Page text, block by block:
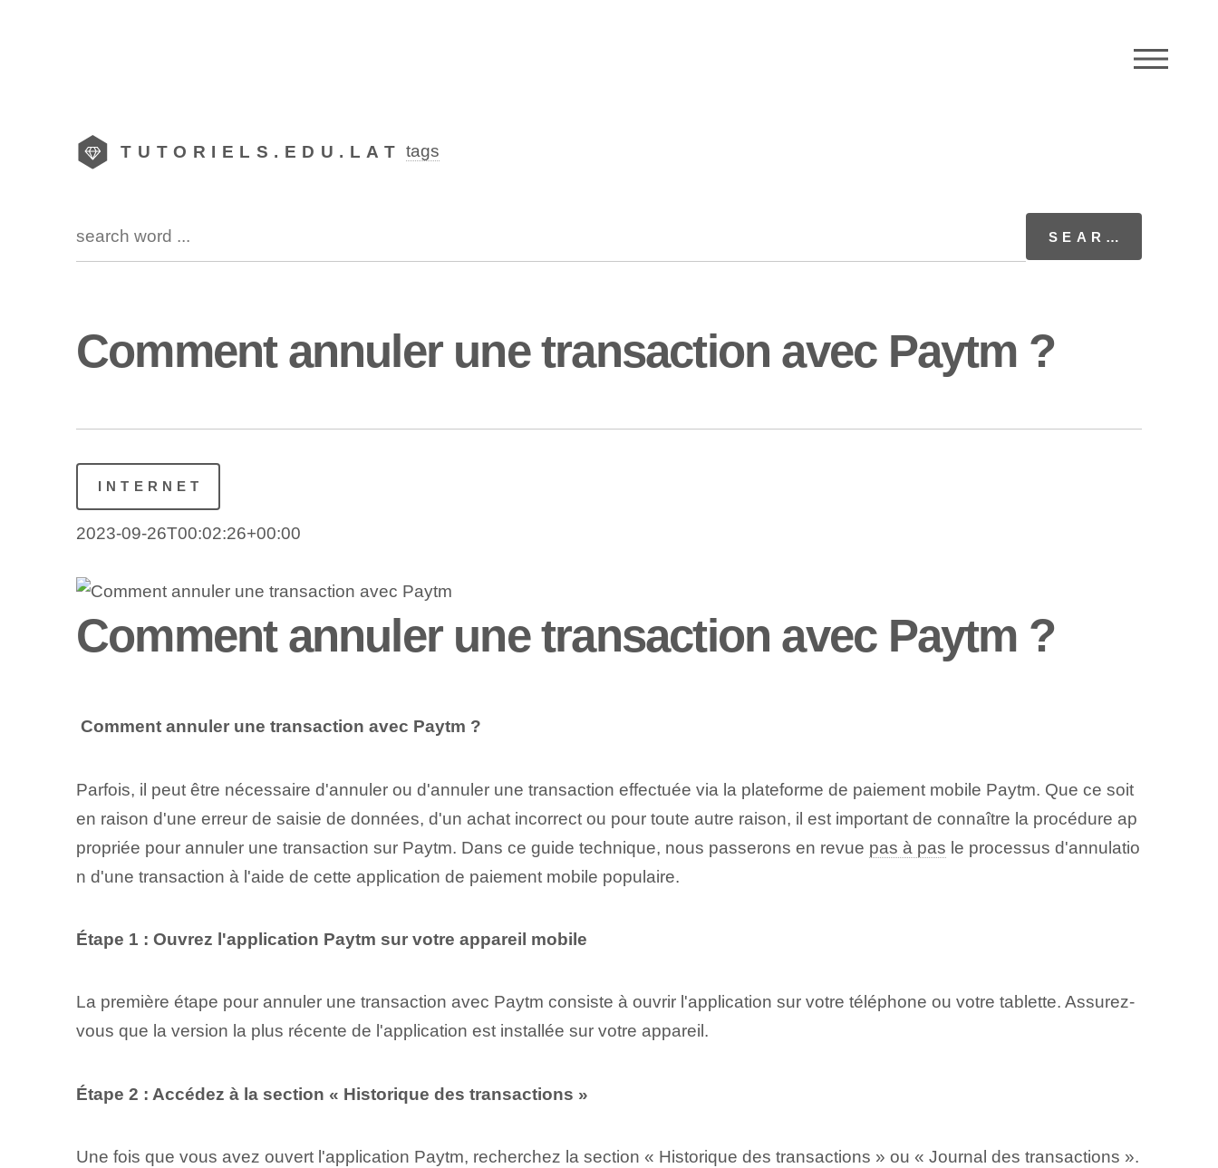
TUTORIELS.EDU.LAT tags
Comment annuler une transaction avec Paytm ?
INTERNET
2023-09-26T00:02:26+00:00
Comment annuler une transaction avec Paytm ?
Comment annuler une transaction avec Paytm ?
Parfois, il peut être nécessaire d'annuler ou d'annuler une transaction effectuée via la plateforme de paiement mobile Paytm. Que ce soit
en raison d'une erreur de saisie de données, d'un achat incorrect ou pour toute autre raison, il est important de connaître la ⁣procédure ap
propriée pour annuler⁤ une transaction sur Paytm. Dans ce guide technique, nous passerons en revue pas à pas le processus d'annulatio
n d'une transaction à l'aide de cette application de paiement mobile populaire.
Étape 1 : Ouvrez l'application Paytm sur votre appareil mobile
La première étape pour annuler une transaction⁤ avec Paytm consiste à ouvrir l'application sur votre téléphone ou votre tablette. Assurez-
vous que la version la plus récente de l'application est installée sur votre appareil.
Étape 2 : Accédez à la section « Historique des transactions »
Une fois que vous avez ouvert l'application Paytm, recherchez la section « Historique des transactions » ou « Journal des transactions ».